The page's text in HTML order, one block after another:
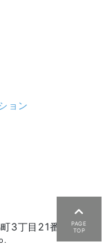
PAGE
TOP
ョン
3丁目21番地